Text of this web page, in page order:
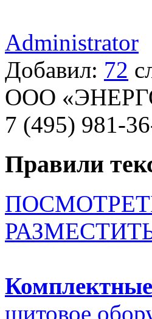
Administrator
Добавил: 72
ООО
7 (495) 981-
Правили
щитовое